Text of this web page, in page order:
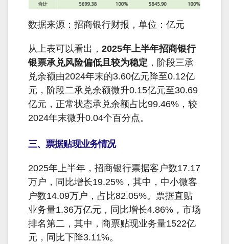
数据来源：招商银行财报，单位：亿元
从上表可以看出， 2025年上半年招商银行
银票承兑风险偏低且较为稳定 ，阶段三承
兑余额由2024年末的3.60亿元降至0.12亿
元，阶段二承兑余额微升0.15亿元至30.69
亿元，正常状态承兑余额占比99.46%，较
2024年末微升0.04个百分点。
三、票据贴现业务情况
2025年上半年，招商银行票据客户数17.17
万户，同比增长19.25%，其中，中小微客
户数14.09万户，占比82.05%。票据直贴
业务量1.36万亿元，同比增长4.86%，市场
排名第二，其中，商票贴现业务量1522亿
元，同比下降3.11%。